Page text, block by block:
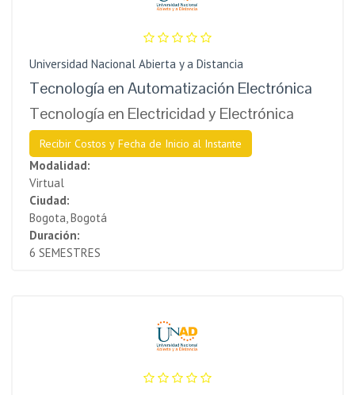
Universidad Nacional Abierta y a Distancia
Tecnología en Automatización Electrónica
Tecnología en Electricidad y Electrónica
Recibir Costos y Fecha de Inicio al Instante
Modalidad:
Virtual
Ciudad:
Bogota, Bogotá
Duración:
6 SEMESTRES